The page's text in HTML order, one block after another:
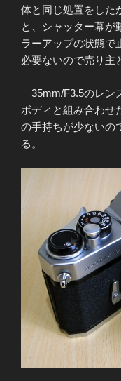
体と同じ処置をした
と、シャッター幕が
ラーアップの状態で
必要ないので売り主
35mm/F3.5のレン
ボディと組み合わせ
の手持ちが少ないの
る。